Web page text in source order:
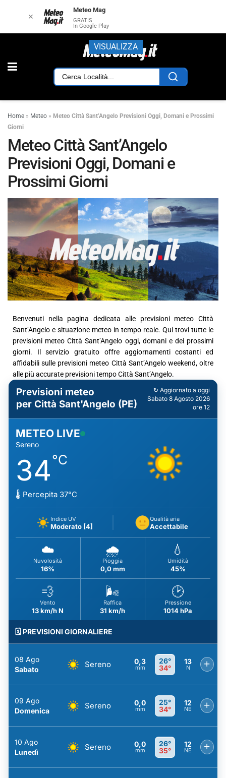
Home » Meteo » Meteo Città Sant’Angelo Previsioni Oggi, Domani e Prossimi
Giorni
Meteo Città Sant’Angelo
Previsioni Oggi, Domani e
Prossimi Giorni
Benvenuti nella pagina dedicata alle previsioni meteo Città
Sant’Angelo e situazione meteo in tempo reale. Qui trovi tutte le
previsioni meteo Città Sant’Angelo oggi, domani e dei prossimi
giorni. Il servizio gratuito offre aggiornamenti costanti ed
affidabili sulle previsioni meteo Città Sant’Angelo weekend, oltre
alle più accurate previsioni tempo Città Sant’Angelo.
Previsioni meteo
per Città Sant'Angelo (PE)
↻ Aggiornato a oggi
Sabato 8 Agosto 2026
ore 12
METEO LIVE
Sereno
34°C
🌡️ Percepita 37°C
Indice UV
Moderato [4]
Qualità aria
Accettabile
☁️
Nuvolosità
16%
🌧️
Pioggia
0,0 mm
💧
Umidità
45%
💨
Vento
13 km/h N
🌬️
Raffica
31 km/h
🕑
Pressione
1014 hPa
🗓️ PREVISIONI GIORNALIERE
08 Ago
Sabato
Sereno 0,3
mm
26°
34°
13
N +
09 Ago
Domenica
Sereno 0,0
mm
25°
34°
12
NE +
10 Ago
Lunedì
Sereno 0,0
mm
26°
35°
12
NE +
✕
Meteo Mag
GRATIS
In Google Play
VISUALIZZA